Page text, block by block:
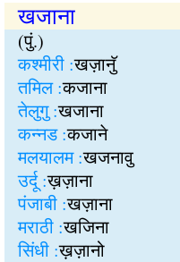
खजाना
(पुं.)
कश्मीरी :खज़ानुॅ
तमिल :कजाना
तेलुगु :खजाना
कन्नड :कजाने
मलयालम :खजनावु
उर्दू :ख़ज़ाना
पंजाबी :खज़ाना
मराठी :खजिना
सिंधी :ख़ज़ानो